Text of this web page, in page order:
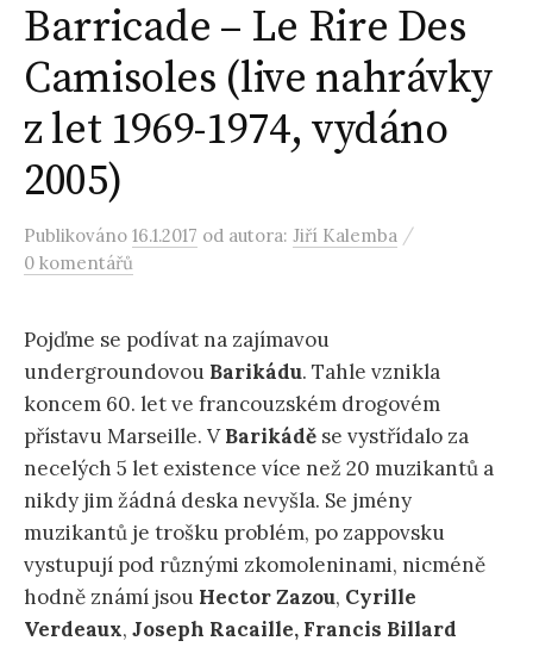
Barricade – Le Rire Des
Camisoles (live nahrávky
z let 1969-1974, vydáno
2005)
Publikováno 16.1.2017 od autora: Jiří Kalemba /
0 komentářů
Pojďme se podívat na zajímavou
undergroundovou Barikádu. Tahle vznikla
koncem 60. let ve francouzském drogovém
přístavu Marseille. VBarikádě se vystřídalo za
necelých 5 let existence více než 20 muzikantů a
nikdy jim žádná deska nevyšla. Se jmény
muzikantů je trošku problém, po zappovsku
vystupují pod různými zkomoleninami, nicméně
hodně známí jsou Hector Zazou, Cyrille
Verdeaux, Joseph Racaille, Francis Billard